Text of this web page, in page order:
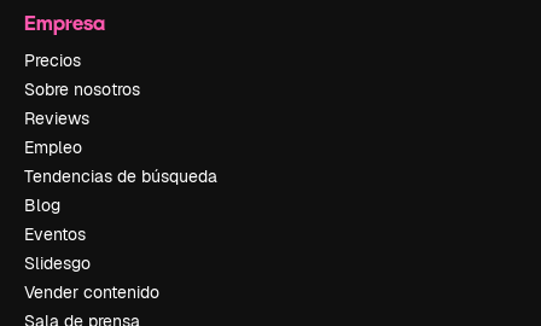
Empresa
Precios
Sobre nosotros
Reviews
Empleo
Tendencias de búsqueda
Blog
Eventos
Slidesgo
Vender contenido
Sala de prensa